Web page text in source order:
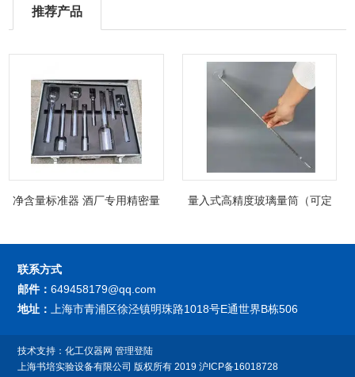
推荐产品
净含量标准器 酒厂专用精密量
量入式高精度玻璃量筒（可定
联系方式
邮件：649458179@qq.com
地址：
上海市青浦区徐泾镇明珠路1018号E通世界B栋506
技术支持：化工仪器网 管理登陆
上海书培实验设备有限公司 版权所有 2019沪ICP备16018728